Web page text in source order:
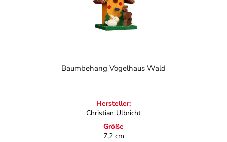
Baumbehang Vogelhaus Wald
Hersteller:
Christian Ulbricht
Größe
7,2 cm